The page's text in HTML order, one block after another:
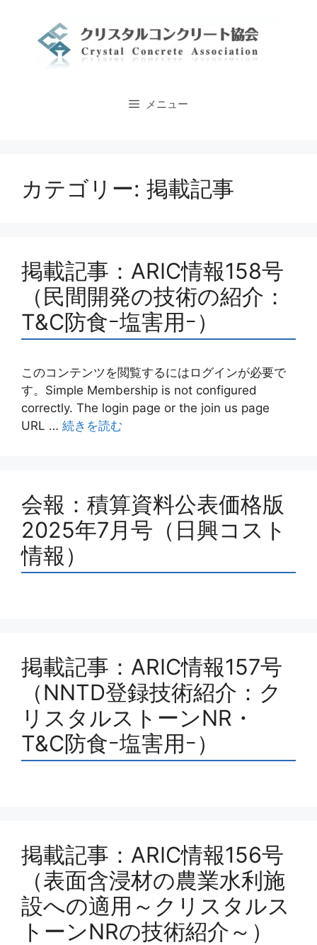
メニュー
カテゴリー: 掲載記事
掲載記事：ARIC情報158号
（民間開発の技術の紹介：
T&C防食ｰ塩害用ｰ）
このコンテンツを閲覧するにはログインが必要で
す。Simple Membership is not configured
correctly. The login page or the join us page
URL … 続きを読む
会報：積算資料公表価格版
2025年7月号（日興コスト
情報）
掲載記事：ARIC情報157号
（NNTD登録技術紹介：ク
リスタルストーンNR・
T&C防食ｰ塩害用ｰ）
掲載記事：ARIC情報156号
（表面含浸材の農業水利施
設への適用～クリスタルス
トーンNRの技術紹介～）